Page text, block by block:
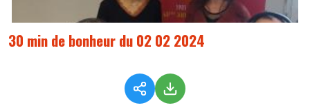
30 min de bonheur du 02 02 2024